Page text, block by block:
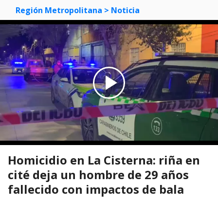
Región Metropolitana > Noticia
Homicidio en La Cisterna: riña en
cité deja un hombre de 29 años
fallecido con impactos de bala